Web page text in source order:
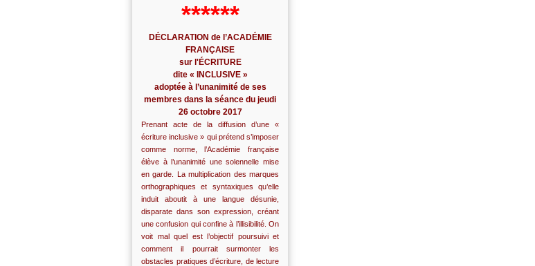
******
DÉCLARATION de l’ACADÉMIE
FRANÇAISE
sur l'ÉCRITURE
dite « INCLUSIVE »
adoptée à l’unanimité de ses
membres dans la séance du jeudi
26 octobre 2017
Prenant acte de la diffusion d’une «
écriture inclusive » qui prétend s’imposer
comme norme, l’Académie française
élève à l’unanimité une solennelle mise
en garde. La multiplication des marques
orthographiques et syntaxiques qu’elle
induit aboutit à une langue désunie,
disparate dans son expression, créant
une confusion qui confine à l’illisibilité. On
voit mal quel est l’objectif poursuivi et
comment il pourrait surmonter les
obstacles pratiques d’écriture, de lecture